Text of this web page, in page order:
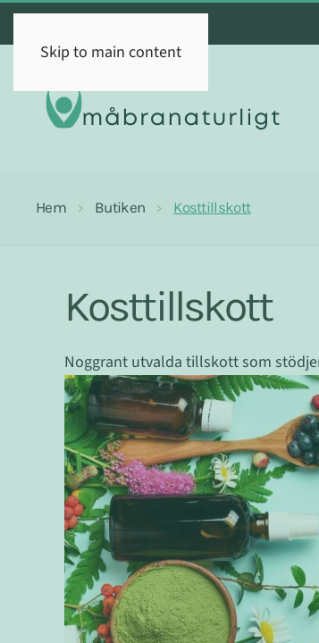
Skip to main content
Hem Butiken Kosttillskott
Kosttillskott
Noggrant utvalda tillskott som